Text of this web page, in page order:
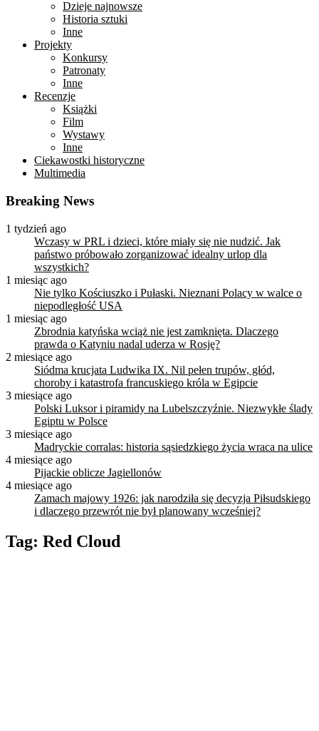
Dzieje najnowsze
Historia sztuki
Inne
Projekty
Konkursy
Patronaty
Inne
Recenzje
Książki
Film
Wystawy
Inne
Ciekawostki historyczne
Multimedia
Breaking News
1 tydzień ago
Wczasy w PRL i dzieci, które miały się nie nudzić. Jak
państwo próbowało zorganizować idealny urlop dla
wszystkich?
1 miesiąc ago
Nie tylko Kościuszko i Pułaski. Nieznani Polacy w walce o
niepodległość USA
1 miesiąc ago
Zbrodnia katyńska wciąż nie jest zamknięta. Dlaczego
prawda o Katyniu nadal uderza w Rosję?
2 miesiące ago
Siódma krucjata Ludwika IX. Nil pełen trupów, głód,
choroby i katastrofa francuskiego króla w Egipcie
3 miesiące ago
Polski Luksor i piramidy na Lubelszczyźnie. Niezwykłe ślady
Egiptu w Polsce
3 miesiące ago
Madryckie corralas: historia sąsiedzkiego życia wraca na ulice
4 miesiące ago
Pijackie oblicze Jagiellonów
4 miesiące ago
Zamach majowy 1926: jak narodziła się decyzja Piłsudskiego
i dlaczego przewrót nie był planowany wcześniej?
Tag: Red Cloud